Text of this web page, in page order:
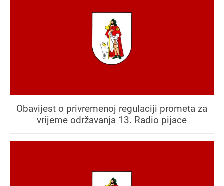
Obavijest o privremenoj regulaciji prometa za
vrijeme održavanja 13. Radio pijace